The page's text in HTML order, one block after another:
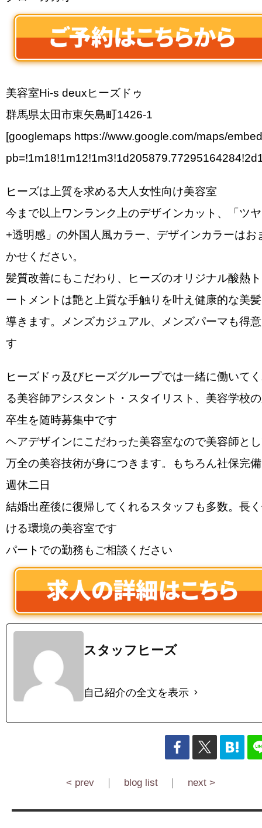
美容室Hi-s deuxヒーズドゥ
群馬県太田市東矢島町1426-1
[googlemaps https://www.google.com/maps/
ヒーズは上質を求める大人女性向け美容室
今まで以上ワンランク上のデザインカット、「ツヤ
+透明感」の外国人風カラー、デザインカラーはお
かせください。
髪質改善にもこだわり、ヒーズのオリジナル酸熱
ートメントは艶と上質な手触りを叶え健康的な美
導きます。メンズカジュアル、メンズパーマも得
す
ヒーズドゥ及びヒーズグループでは一緒に働いて
る美容師アシスタント・スタイリスト、美容学校
卒生を随時募集中です
ヘアデザインにこだわった美容室なので美容師と
万全の美容技術が身につきます。もちろん社保完
週休二日
結婚出産後に復帰してくれるスタッフも多数。長
ける環境の美容室です
パートでの勤務もご相談ください
スタッフヒーズ
自己紹介の全文を表示
< prev｜ blog list｜ next >